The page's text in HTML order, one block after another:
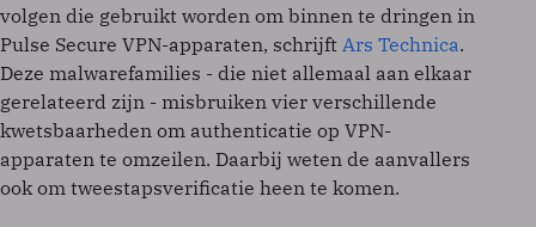
volgen die gebruikt worden om binnen te dringen in
Pulse Secure VPN-apparaten, schrijft Ars Technica.
Deze malwarefamilies - die niet allemaal aan elkaar
gerelateerd zijn - misbruiken vier verschillende
kwetsbaarheden om authenticatie op VPN-
apparaten te omzeilen. Daarbij weten de aanvallers
ook om tweestapsverificatie heen te komen.